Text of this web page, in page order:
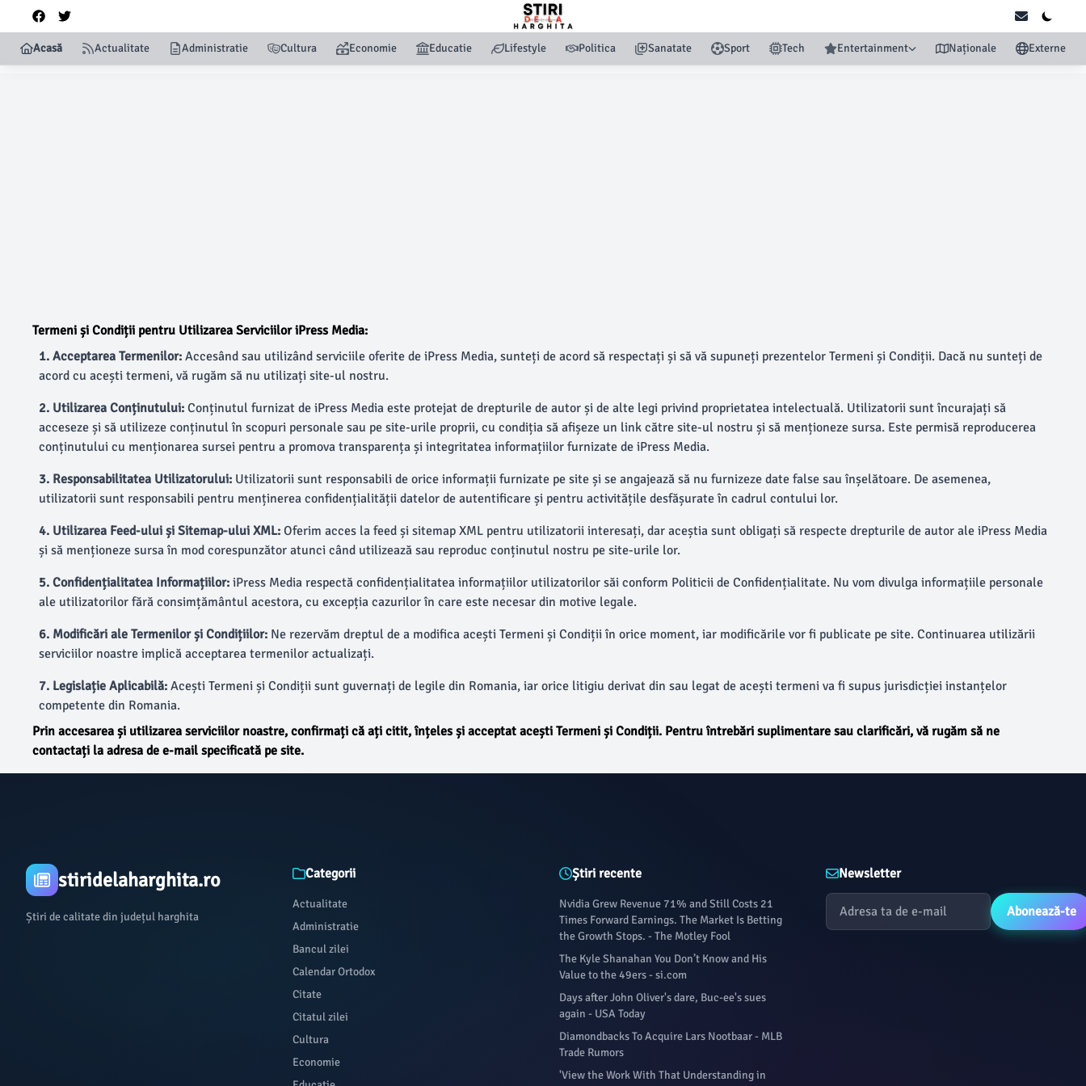
Acasă Actualitate Administratie Cultura Economie Educatie Lifestyle Politica Sanatate Sport Tech Entertainment Naționale Externe
Termeni și Condiții pentru Utilizarea Serviciilor iPress Media:
1. Acceptarea Termenilor: Accesând sau utilizând serviciile oferite de iPress Media, sunteți de acord să respectați și să vă supuneți prezentelor Termeni și Condiții. Dacă nu sunteți de
acord cu acești termeni, vă rugăm să nu utilizați site-ul nostru.
2. Utilizarea Conținutului: Conținutul furnizat de iPress Media este protejat de drepturile de autor și de alte legi privind proprietatea intelectuală. Utilizatorii sunt încurajați să
acceseze și să utilizeze conținutul în scopuri personale sau pe site-urile proprii, cu condiția să afișeze un link către site-ul nostru și să menționeze sursa. Este permisă reproducerea
conținutului cu menționarea sursei pentru a promova transparența și integritatea informațiilor furnizate de iPress Media.
3. Responsabilitatea Utilizatorului: Utilizatorii sunt responsabili de orice informații furnizate pe site și se angajează să nu furnizeze date false sau înșelătoare. De asemenea,
utilizatorii sunt responsabili pentru menținerea confidențialității datelor de autentificare și pentru activitățile desfășurate în cadrul contului lor.
4. Utilizarea Feed-ului și Sitemap-ului XML: Oferim acces la feed și sitemap XML pentru utilizatorii interesați, dar aceștia sunt obligați să respecte drepturile de autor ale iPress Media
și să menționeze sursa în mod corespunzător atunci când utilizează sau reproduc conținutul nostru pe site-urile lor.
5. Confidențialitatea Informațiilor: iPress Media respectă confidențialitatea informațiilor utilizatorilor săi conform Politicii de Confidențialitate. Nu vom divulga informațiile personale
ale utilizatorilor fără consimțământul acestora, cu excepția cazurilor în care este necesar din motive legale.
6. Modificări ale Termenilor și Condițiilor: Ne rezervăm dreptul de a modifica acești Termeni și Condiții în orice moment, iar modificările vor fi publicate pe site. Continuarea utilizării
serviciilor noastre implică acceptarea termenilor actualizați.
7. Legislație Aplicabilă: Acești Termeni și Condiții sunt guvernați de legile din Romania, iar orice litigiu derivat din sau legat de acești termeni va fi supus jurisdicției instanțelor
competente din Romania.
Prin accesarea și utilizarea serviciilor noastre, confirmați că ați citit, înțeles și acceptat acești Termeni și Condiții. Pentru întrebări suplimentare sau clarificări, vă rugăm să ne
contactați la adresa de e-mail specificată pe site.
stiridelaharghita.ro
Știri de calitate din județul harghita
Categorii
Actualitate
Administratie
Bancul zilei
Calendar Ortodox
Citate
Citatul zilei
Cultura
Economie
Știri recente
Nvidia Grew Revenue 71% and Still Costs 21
Times Forward Earnings. The Market Is Betting
the Growth Stops. - The Motley Fool
The Kyle Shanahan You Don’t Know and His
Value to the 49ers - si.com
Days after John Oliver's dare, Buc-ee's sues
again - USA Today
Diamondbacks To Acquire Lars Nootbaar - MLB
Trade Rumors
'View the Work With That Understanding in
Newsletter
Abonează-te